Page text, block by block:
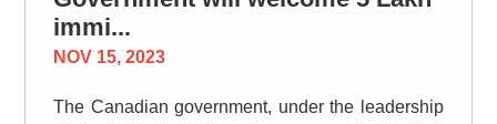
immi...
NOV 15, 2023
The Canadian government, under the leadership